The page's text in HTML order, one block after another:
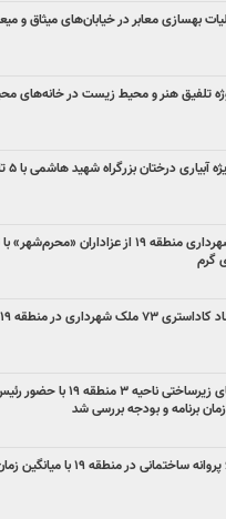
بهسازی معابر در خیابان‌های میثاق و
تلفیق هنر و محیط زیست در خانه‌های
درختان بزرگراه شهید هاشمی با ۵ تانکر آبرسان
گرم
ملک شهرداری در منطقه ۱۹
چالش‌های زیرساختی ناحیه ۳
برنامه و بودجه بررسی شد